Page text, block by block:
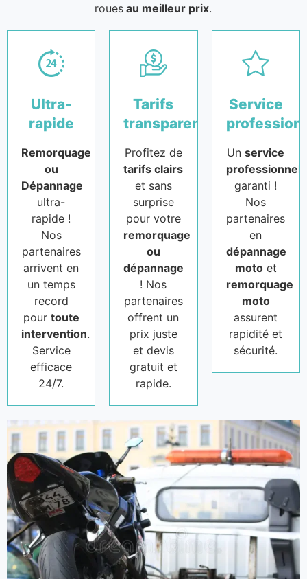
roues au meilleur prix.
Ultra-
rapide
Remorquage
ou
Dépannage
ultra-
rapide !
Nos
partenaires
arrivent en
un temps
record
pour toute
intervention.
Service
efficace
24/7.
Tarifs
transparents
Profitez de
tarifs clairs
et sans
surprise
pour votre
remorquage
ou
dépannage
! Nos
partenaires
offrent un
prix juste
et devis
gratuit et
rapide.
Service
Unservice
professionnel
garanti !
Nos
partenaires
en
dépannage
motoet
remorquage
moto
assurent
rapidité et
sécurité.